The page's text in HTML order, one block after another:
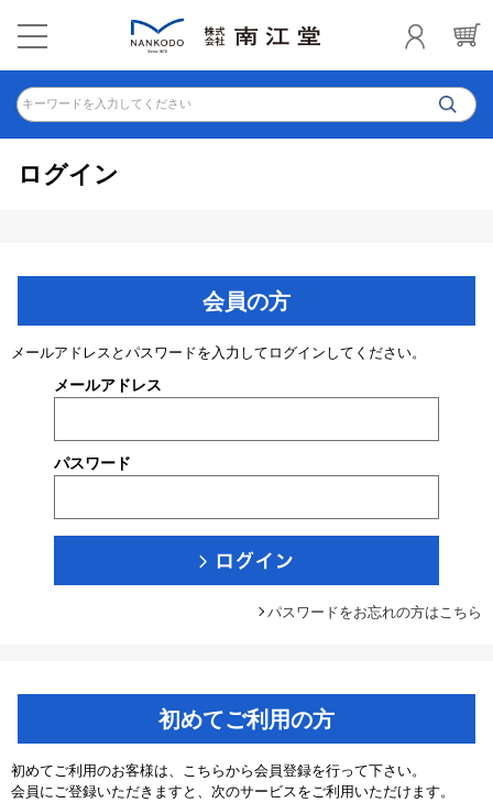
キーワードを入力してください
ログイン
会員の方
メールアドレスとパスワードを入力してログインしてください。
メールアドレス
パスワード
パスワードをお忘れの方はこちら
初めてご利用の方
初めてご利用のお客様は、こちらから会員登録を行って下さい。
会員にご登録いただきますと、次のサービスをご利用いただけます。